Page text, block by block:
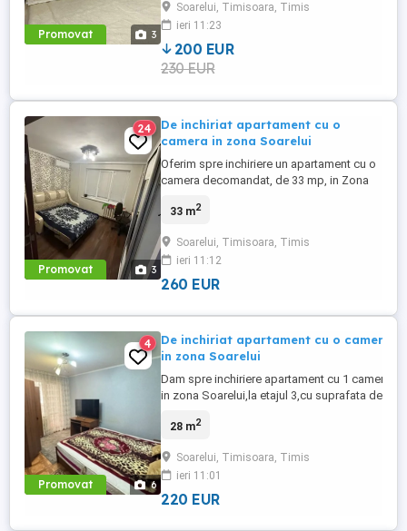
Promovat 3
Giroc. Zona este apreciată pentru
dispoziția sa ordonată și pentru ritmul
calm al străzilor. Este complet ...
Soarelui, Timisoara, Timis
ieri 11:23
200 EUR
230 EUR
Promovat 3
24
De inchiriat apartament cu o
camera in zona Soarelui
Oferim spre inchiriere un apartament cu o
camera decomandat, de 33 mp, in Zona
din 5, se intinde pe o suprafata utila de
asigurat de centrala proprie pe gaz prin
calorifere. Puncte de interes: Parcul Lidia-
Padurice, Spitalul ...
33 m2
Soarelui, Timisoara, Timis
ieri 11:12
260 EUR
Promovat 6
4
De inchiriat apartament cu o camera
in zona Soarelui
Dam spre inchiriere apartament cu 1 camera
in zona Soarelui,la etajul 3,cu suprafata de 28
complet,exact cum se vede in poze. In zona
magazine,marketuri,tramvaie,autobuze,avand
acces rapid la mijloace de transport in
comun. Nu ezitati sa ne contactati la ...
28 m2
Soarelui, Timisoara, Timis
ieri 11:01
220 EUR